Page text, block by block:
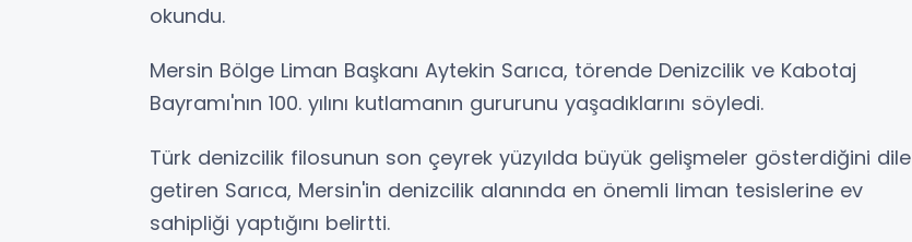
okundu.
Mersin Bölge Liman Başkanı Aytekin Sarıca, törende Denizcilik ve Kabotaj
Bayramı'nın 100. yılını kutlamanın gururunu yaşadıklarını söyledi.
Türk denizcilik filosunun son çeyrek yüzyılda büyük gelişmeler gösterdiğini dile
getiren Sarıca, Mersin'in denizcilik alanında en önemli liman tesislerine ev
sahipliği yaptığını belirtti.